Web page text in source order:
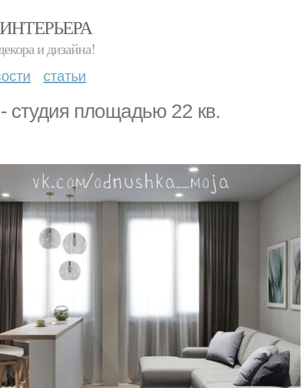
и дизайна!
статьи
cтудия площадью 22 кв.